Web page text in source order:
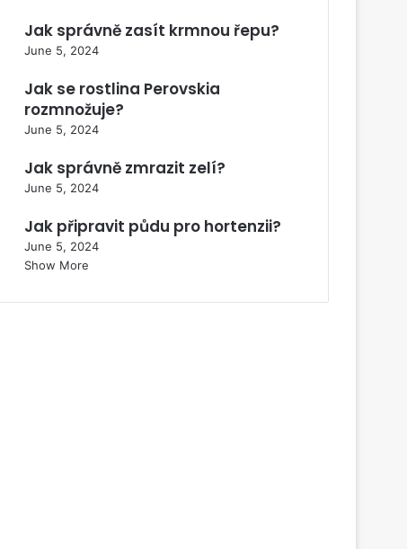
Jak správně zasít krmnou řepu?
June 5, 2024
Jak se rostlina Perovskia
rozmnožuje?
June 5, 2024
Jak správně zmrazit zelí?
June 5, 2024
Jak připravit půdu pro hortenzii?
June 5, 2024
Show More